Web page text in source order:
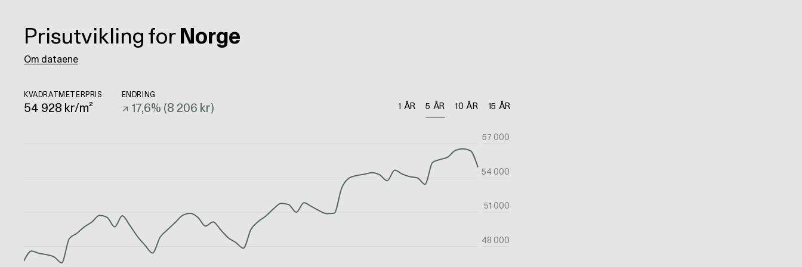
Prisutvikling for Norge
Om dataene
1 ÅR 5 ÅR 10 ÅR 15 ÅR
KVADRATMETERPRIS
54 928 kr/m²
ENDRING
↗ 17,6% (8 206 kr)
48 000
51 000
54 000
57 000